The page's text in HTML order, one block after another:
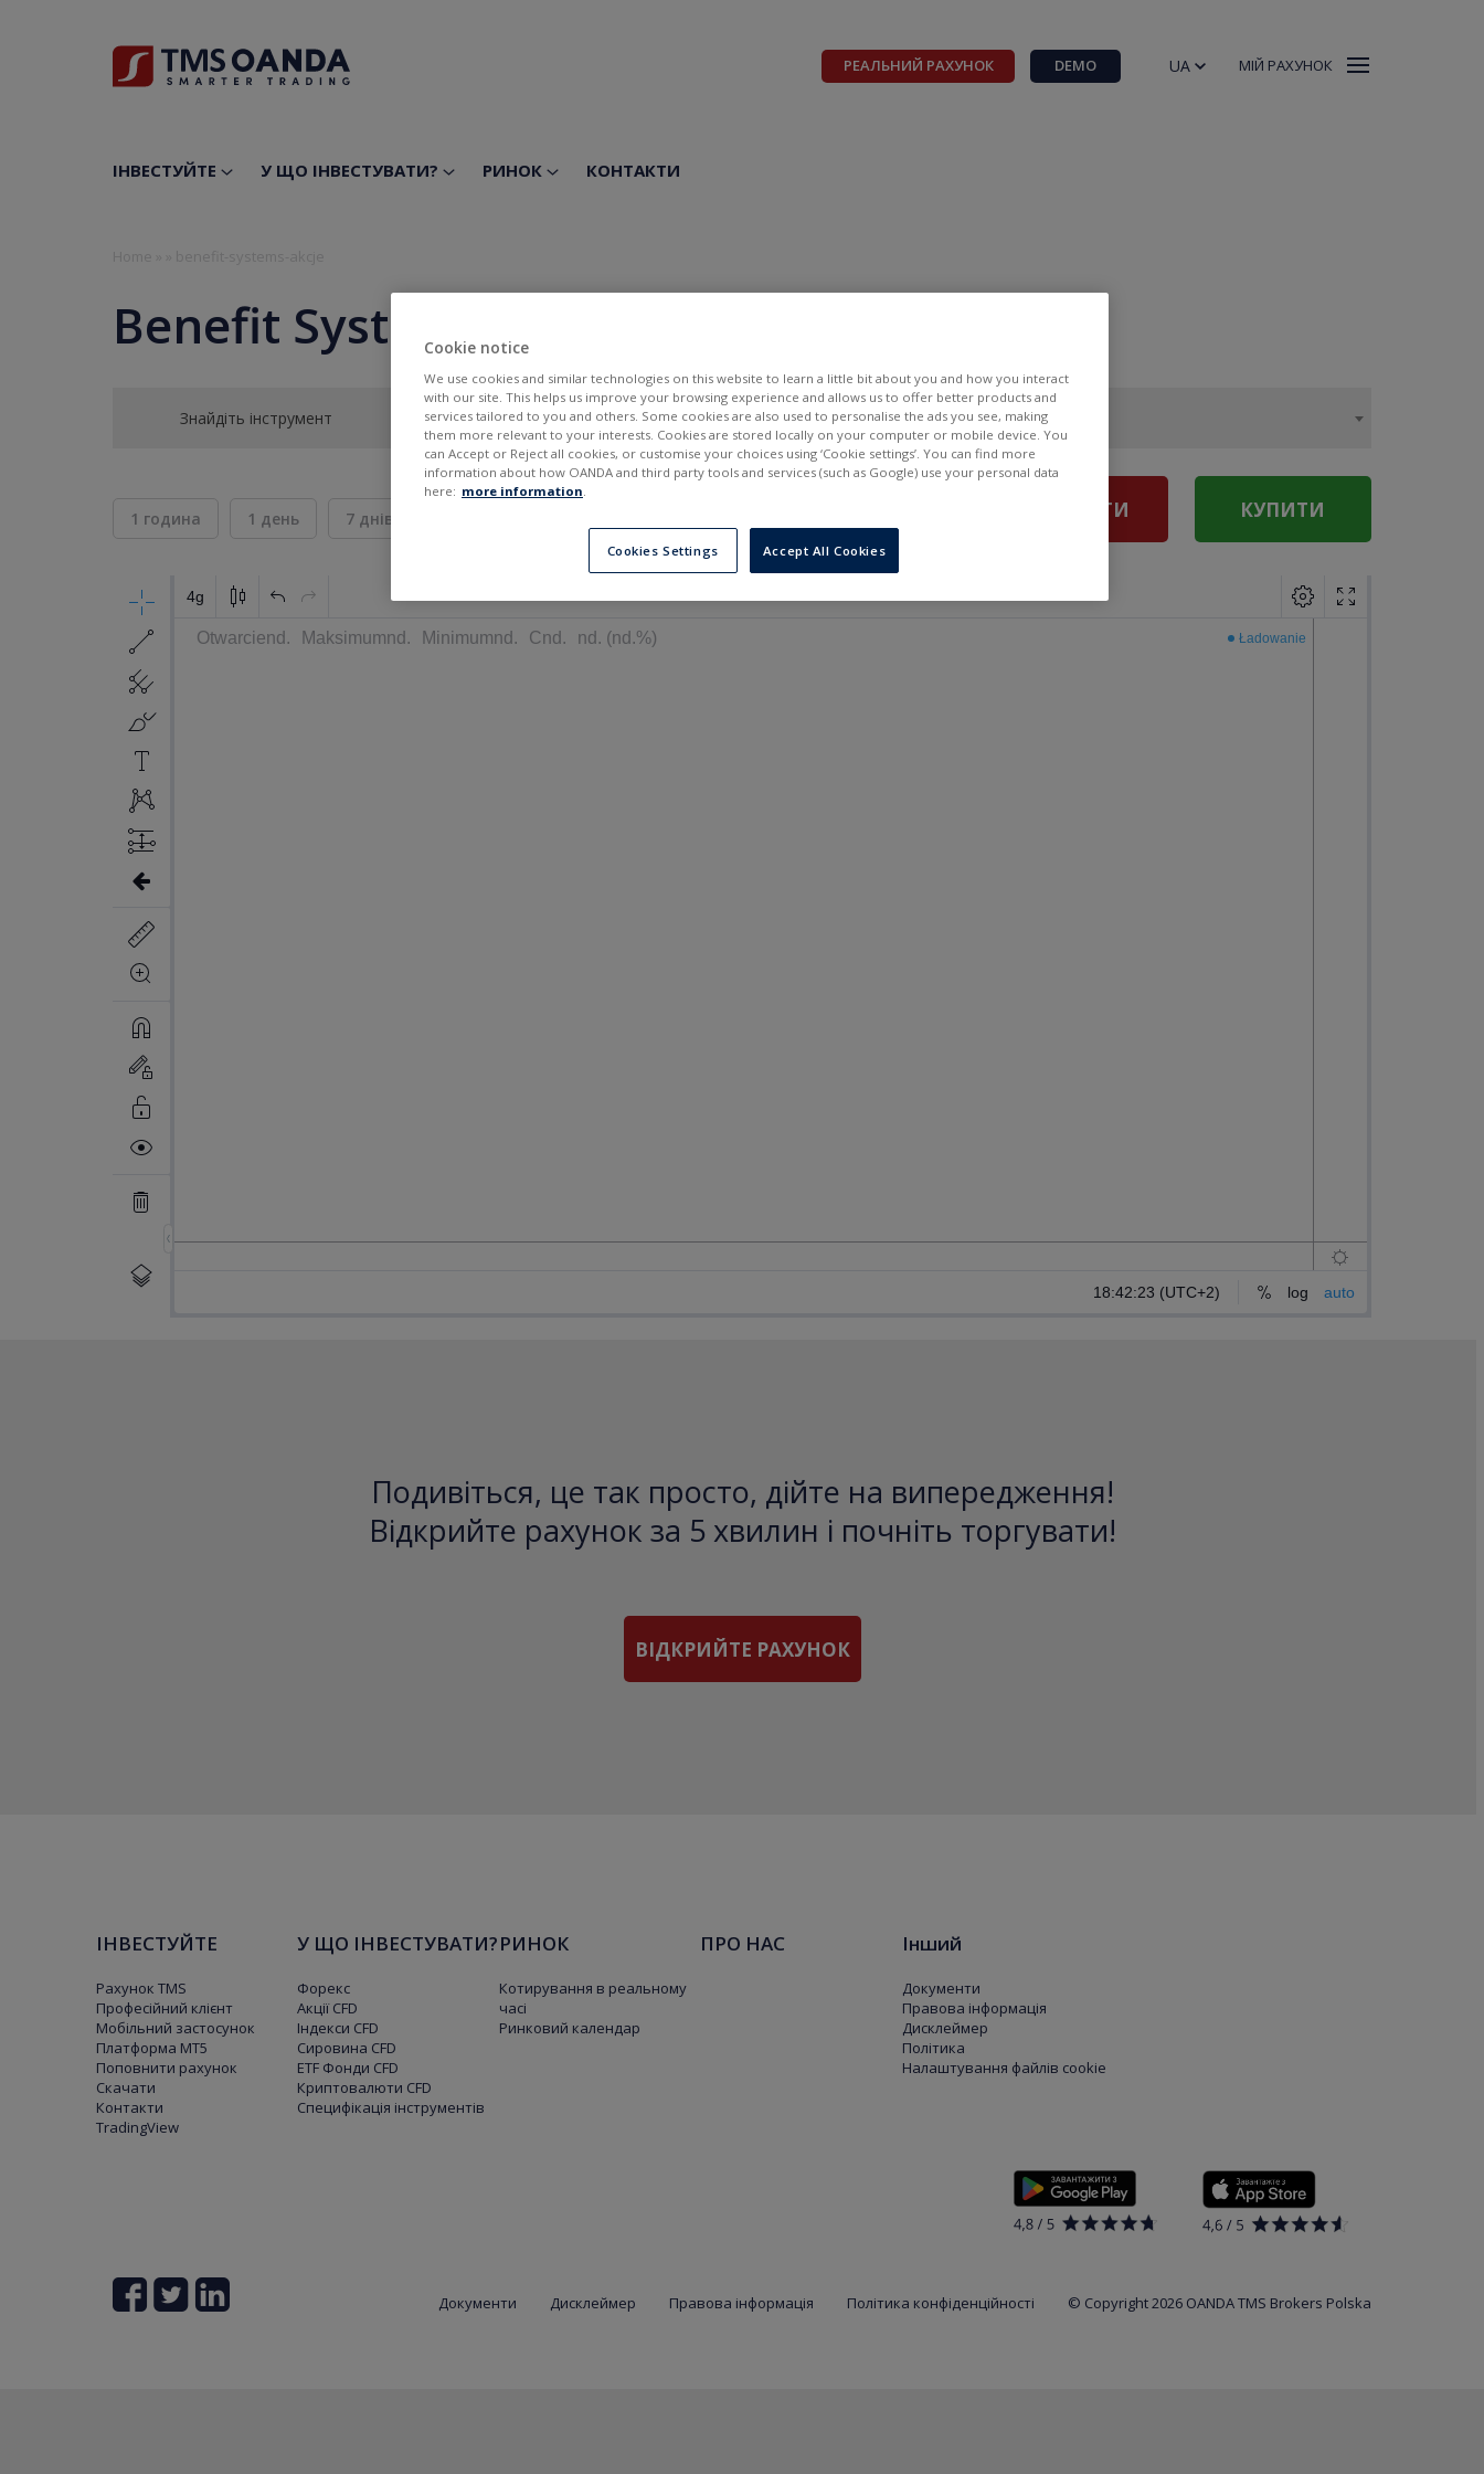
РЕАЛЬНИЙ РАХУНОК DEMO UA МІЙ РАХУНОК
ІНВЕСТУЙТЕ У ЩО ІНВЕСТУВАТИ? РИНОК КОНТАКТИ
Benefit Systems SA
Знайдіть інструмент
1 година 1 день 7 днів ПРОДАТИ КУПИТИ
Подивіться, це так просто, дійте на випередження!
Відкрийте рахунок за 5 хвилин і почніть торгувати!
ВІДКРИЙТЕ РАХУНОК
ІНВЕСТУЙТЕ
Рахунок TMS
Професійний клієнт
Мобільний застосунок
Платформа МТ5
Поповнити рахунок
Скачати
Контакти
TradingView
У ЩО ІНВЕСТУВАТИ?
Форекс
Акції CFD
Індекси CFD
Сировина CFD
ETF Фонди CFD
Криптовалюти CFD
Специфікація інструментів
РИНОК
Котирування в реальному
часі
Ринковий календар
ПРО НАС Інший
Документи
Правова інформація
Дисклеймер
Політика
Налаштування файлів cookie
Документи Дисклеймер Правова інформація Політика конфіденційності © Copyright 2026 OANDA TMS Brokers Polska
Cookie notice
We use cookies and similar technologies on this website to learn a little bit about you and how you interact
with our site. This helps us improve your browsing experience and allows us to offer better products and
services tailored to you and others. Some cookies are also used to personalise the ads you see, making
them more relevant to your interests. Cookies are stored locally on your computer or mobile device. You
can Accept or Reject all cookies, or customise your choices using ‘Cookie settings’. You can find more
information about how OANDA and third party tools and services (such as Google) use your personal data
here: more information
Cookies Settings Accept All Cookies